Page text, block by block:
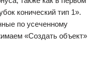
конический тип 1».
по усеченному
«Создать объект»